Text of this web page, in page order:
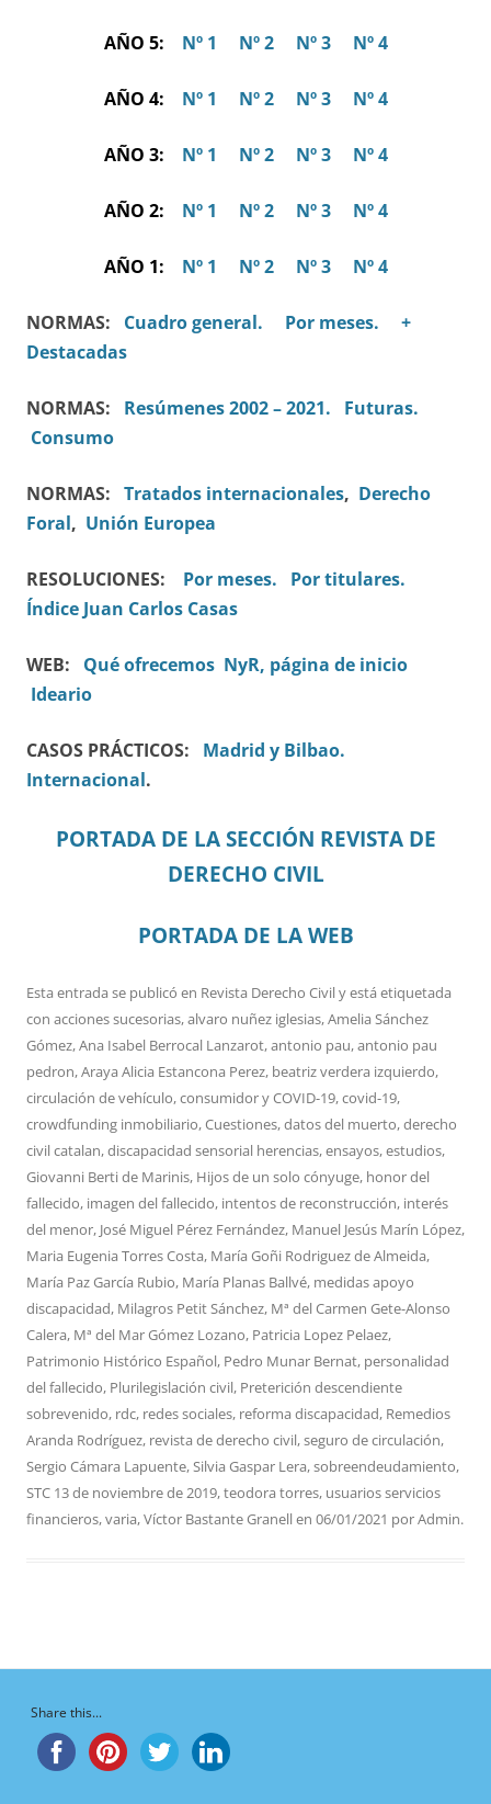
AÑO 5: Nº 1 Nº 2 Nº 3 Nº 4
AÑO 4: Nº 1 Nº 2 Nº 3 Nº 4
AÑO 3: Nº 1 Nº 2 Nº 3 Nº 4
AÑO 2: Nº 1 Nº 2 Nº 3 Nº 4
AÑO 1: Nº 1 Nº 2 Nº 3 Nº 4
NORMAS: Cuadro general. Por meses.
+
Destacadas
NORMAS: Resúmenes 2002 – 2021.
Futuras.
Consumo
NORMAS: Tratados internacionales, Derecho
Foral, Unión Europea
RESOLUCIONES: Por meses.
Por titulares.
Índice Juan Carlos Casas
WEB: Qué ofrecemos NyR, página de inicio
Ideario
CASOS PRÁCTICOS: Madrid y Bilbao.
Internacional.
PORTADA DE LA SECCIÓN REVISTA DE
DERECHO CIVIL
PORTADA DE LA WEB
Esta entrada se publicó en Revista Derecho Civily está etiquetada
con acciones sucesorias,alvaro nuñez iglesias,Amelia Sánchez
Gómez,Ana Isabel Berrocal Lanzarot,antonio pau,antonio pau
pedron,Araya Alicia Estancona Perez, beatriz verdera izquierdo,
circulación de vehículo,consumidor y COVID-19,covid-19,
crowdfunding inmobiliario,Cuestiones,datos del muerto,derecho
civil catalan,discapacidad sensorial herencias,ensayos,estudios,
Giovanni Berti de Marinis, Hijos de un solo cónyuge, honor del
fallecido, imagen del fallecido, intentos de reconstrucción, interés
del menor, José Miguel Pérez Fernández, Manuel Jesús Marín López,
Maria Eugenia Torres Costa, María Goñi Rodriguez de Almeida,
María Paz García Rubio, María Planas Ballvé, medidas apoyo
discapacidad, Milagros Petit Sánchez, Mª del Carmen Gete-Alonso
Calera, Mª del Mar Gómez Lozano, Patricia Lopez Pelaez,
Patrimonio Histórico Español, Pedro Munar Bernat, personalidad
del fallecido, Plurilegislación civil, Preterición descendiente
sobrevenido, rdc, redes sociales, reforma discapacidad, Remedios
Aranda Rodríguez, revista de derecho civil,seguro de circulación,
Sergio Cámara Lapuente,Silvia Gaspar Lera,sobreendeudamiento,
STC 13 de noviembre de 2019,teodora torres, usuarios servicios
financieros,varia,Víctor Bastante Granellen 06/01/2021 porAdmin.
Share this...